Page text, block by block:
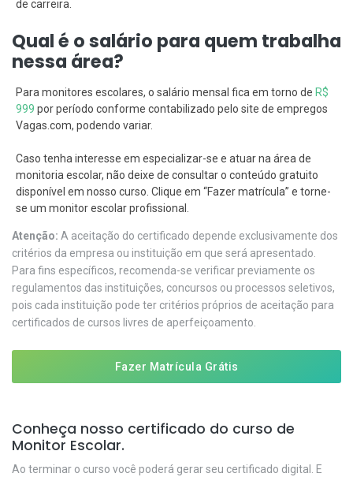
de carreira.
Qual é o salário para quem trabalha
nessa área?
Para monitores escolares, o salário mensal fica em torno de R$
999 por período conforme contabilizado pelo site de empregos
Vagas.com, podendo variar.
Caso tenha interesse em especializar-se e atuar na área de
monitoria escolar, não deixe de consultar o conteúdo gratuito
disponível em nosso curso. Clique em “Fazer matrícula” e torne-
se um monitor escolar profissional.
Atenção: A aceitação do certificado depende exclusivamente dos
critérios da empresa ou instituição em que será apresentado.
Para fins específicos, recomenda-se verificar previamente os
regulamentos das instituições, concursos ou processos seletivos,
pois cada instituição pode ter critérios próprios de aceitação para
certificados de cursos livres de aperfeiçoamento.
Fazer Matrícula Grátis
Conheça nosso certificado do curso de
Monitor Escolar.
Ao terminar o curso você poderá gerar seu certificado digital. E